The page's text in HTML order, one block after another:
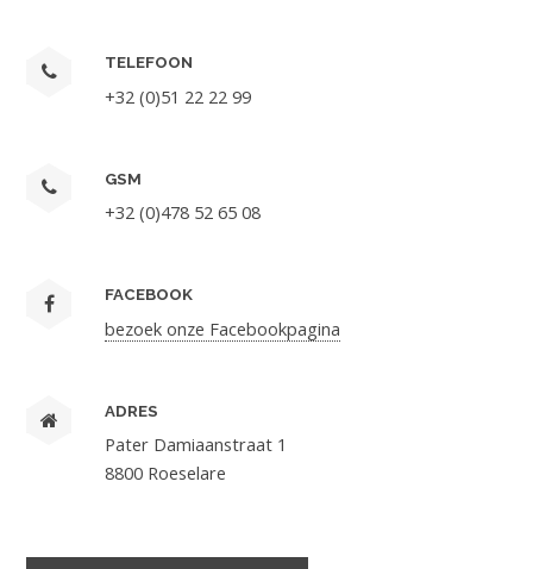
TELEFOON
+32 (0)51 22 22 99
GSM
+32 (0)478 52 65 08
FACEBOOK
bezoek onze Facebookpagina
ADRES
Pater Damiaanstraat 1
8800 Roeselare